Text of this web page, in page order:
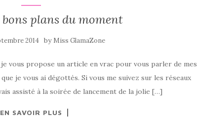
bons plans du moment
2014 by Miss GlamaZone
vous propose un article en vrac pour vous parler de mes
je vous ai dégottés. Si vous me suivez sur les réseaux
assisté à la soirée de lancement de la jolie […]
EN SAVOIR PLUS